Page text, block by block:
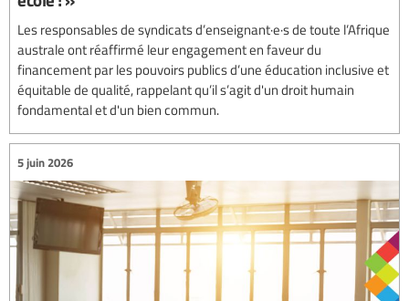
Les responsables de syndicats d’enseignant·e·s de toute l’Afrique
australe ont réaffirmé leur engagement en faveur du
financement par les pouvoirs publics d’une éducation inclusive et
équitable de qualité, rappelant qu’il s’agit d'un droit humain
fondamental et d'un bien commun.
5 juin 2026